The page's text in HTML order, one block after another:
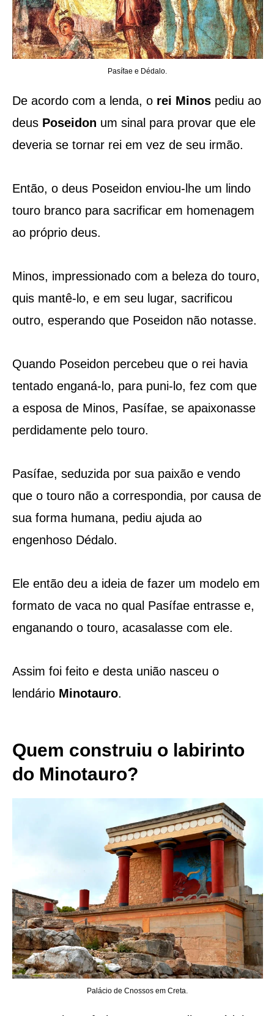
Pasífae e Dédalo.
De acordo com a lenda, o rei Minospediu ao
deus Poseidon um sinal para provar que ele
deveria se tornar rei em vez de seu irmão.
Então, o deus Poseidon enviou-lhe um lindo
touro branco para sacrificar em homenagem
ao próprio deus.
Minos, impressionado com a beleza do touro,
quis mantê-lo, e em seu lugar, sacrificou
outro, esperando que Poseidon não notasse.
Quando Poseidon percebeu que o rei havia
tentado enganá-lo, para puni-lo, fez com que
a esposa de Minos, Pasífae, se apaixonasse
perdidamente pelo touro.
Pasífae, seduzida por sua paixão e vendo
que o touro não a correspondia, por causa de
sua forma humana, pediu ajuda ao
engenhoso Dédalo.
Ele então deu a ideia de fazer um modelo em
formato de vaca no qual Pasífae entrasse e,
enganando o touro, acasalasse com ele.
Assim foi feito e desta união nasceu o
lendário Minotauro.
Quem construiu o labirinto
do Minotauro?
Palácio de Cnossos em Creta.